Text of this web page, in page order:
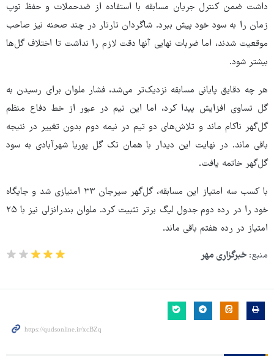
داشت ضمن کنترل جریان مسابقه با استفاده از ضدحملات و حفظ توپ
زمان را به سود خود پیش ببرد. شاگردان تارتار در چند صحنه نیز صاحب
موقعیت شدند، اما ضربات نهایی آنها دقت لازم را نداشت تا اختلاف گل‌ها
بیشتر شود.
هر چه دقایق پایانی مسابقه نزدیک‌تر می‌شد، فشار ملوان برای رسیدن به
گل تساوی افزایش پیدا کرد، اما این تیم در عبور از خط دفاع منظم
گل‌گهر ناکام ماند و تلاش‌های دو تیم در نیمه دوم بدون تغییر در نتیجه
باقی ماند. در نهایت این دیدار با همان تک گل پوریا شهرآبادی به سود
گل‌گهر خاتمه یافت.
با کسب سه امتیاز این مسابقه، گل‌گهر سیرجان ۳۳ امتیازی شد و جایگاه
خود را در رده دوم جدول لیگ برتر تثبیت کرد. ملوان بندرانزلی نیز با ۲۵
امتیاز در رده هفتم باقی ماند.
منبع: خبرگزاری مهر